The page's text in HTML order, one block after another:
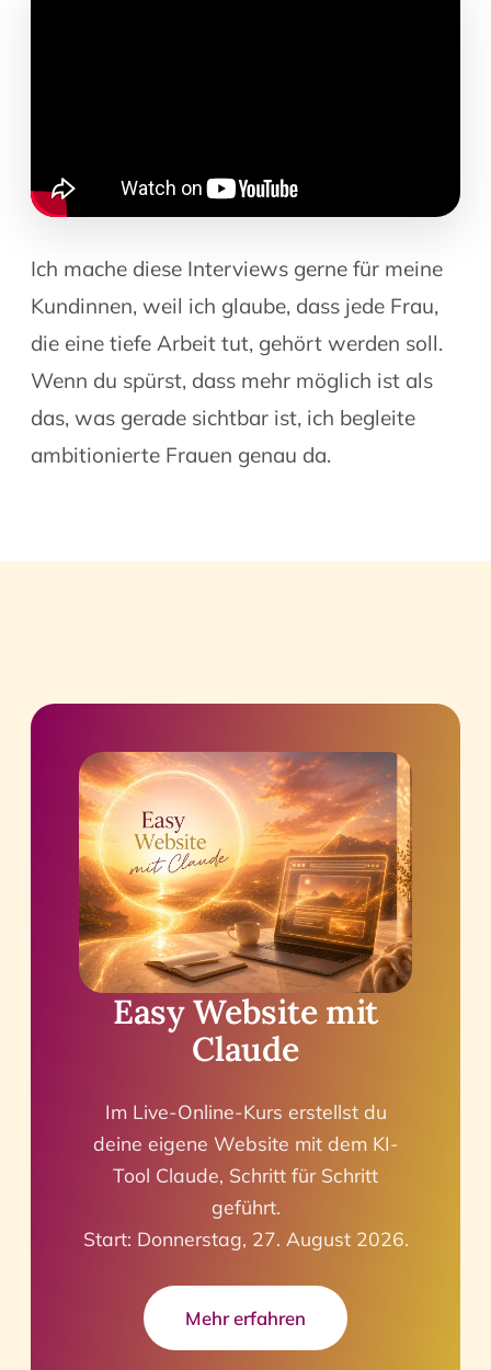
Ich mache diese Interviews gerne für meine
Kundinnen, weil ich glaube, dass jede Frau,
die eine tiefe Arbeit tut, gehört werden soll.
Wenn du spürst, dass mehr möglich ist als
das, was gerade sichtbar ist, ich begleite
ambitionierte Frauen genau da.
Easy Website mit
Claude
Im Live-Online-Kurs erstellst du
deine eigene Website mit dem KI-
Tool Claude, Schritt für Schritt
geführt.
Start: Donnerstag, 27. August 2026.
Mehr erfahren